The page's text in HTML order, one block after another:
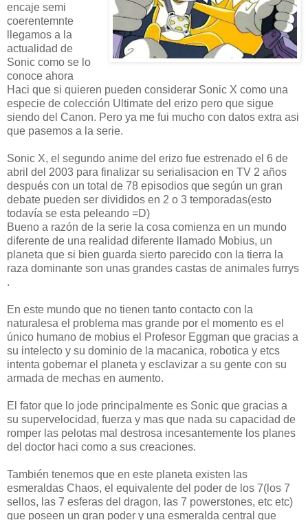
encaje semi
coerentemnte
llegamos a la
actualidad de
Sonic como se lo
conoce ahora
Haci que si quieren pueden considerar Sonic X como una
especie de colección Ultimate del erizo pero que sigue
siendo del Canon. Pero ya me fui mucho con datos extra asi
que pasemos a la serie.
Sonic X, el segundo anime del erizo fue estrenado el 6 de
abril del 2003 para finalizar su serialisacion en TV 2 años
después con un total de 78 episodios que según un gran
debate pueden ser divididos en 2 o 3 temporadas(esto
todavía se esta peleando =D)
Bueno a razón de la serie la cosa comienza en un mundo
diferente de una realidad diferente llamado Mobius, un
planeta que si bien guarda sierto parecido con la tierra la
raza dominante son unas grandes castas de animales furrys
.
En este mundo que no tienen tanto contacto con la
naturalesa el problema mas grande por el momento es el
único humano de mobius el Profesor Eggman que gracias a
su intelecto y su dominio de la macanica, robotica y etcs
intenta gobernar el planeta y esclavizar a su gente con su
armada de mechas en aumento.
El fator que lo jode principalmente es Sonic que gracias a
su supervelocidad, fuerza y mas que nada su capacidad de
romper las pelotas mal destrosa incesantemente los planes
del doctor haci como a sus creaciones.
También tenemos que en este planeta existen las
esmeraldas Chaos, el equivalente del poder de los 7(los 7
sellos, las 7 esferas del dragon, las 7 powerstones, etc etc)
que poseen un gran poder y una esmeralda central que